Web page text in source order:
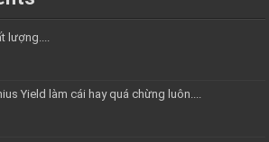
lượng....
Yield làm cái hay quá chừng luôn....